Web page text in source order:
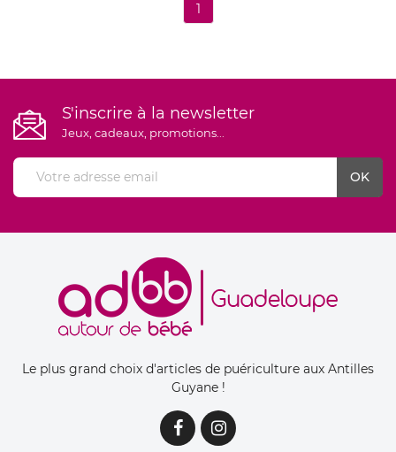
1
S'inscrire à la newsletter
Jeux, cadeaux, promotions...
Le plus grand choix d'articles de puériculture aux Antilles
Guyane !